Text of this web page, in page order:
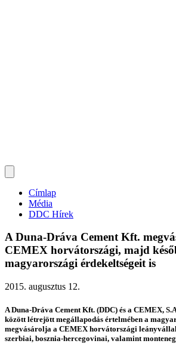
Címlap
Média
DDC Hírek
A Duna-Dráva Cement Kft.
CEMEX horvátországi, majd
magyarországi érdekeltségeit is
2015. augusztus 12.
A Duna-Dráva Cement Kft. (DDC) és a CEMEX,
között létrejött megállapodás értelmében a
megvásárolja a CEMEX horvátországi
szerbiai, bosznia-hercegovinai, valamint